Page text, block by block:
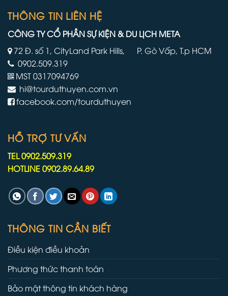
trên
tàu
lịch
chiến
Iran
THÔNG TIN LIÊN HỆ
CÔNG TY CỔ PHẦN SỰ KIỆN & DU LỊCH META
72 Đ. số 1, CityLand Park Hills, P. Gò Vấp, T.p HCM
0902.509.319
MST 0317094769
hi@tourduthuyen.com.vn
facebook.com/tourduthuyen
HỖ TRỢ TƯ VẤN
TEL 0902.509.319
HOTLINE 0902.89.64.89
THÔNG TIN CẦN BIẾT
Điều kiện điều khoản
Phương thức thanh toán
Bảo mật thông tin khách hàng